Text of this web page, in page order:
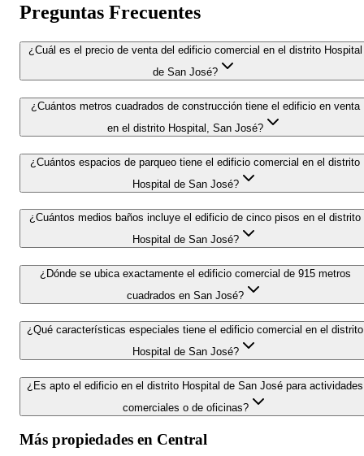
Preguntas Frecuentes
¿Cuál es el precio de venta del edificio comercial en el distrito Hospital
de San José?
¿Cuántos metros cuadrados de construcción tiene el edificio en venta
en el distrito Hospital, San José?
¿Cuántos espacios de parqueo tiene el edificio comercial en el distrito
Hospital de San José?
¿Cuántos medios baños incluye el edificio de cinco pisos en el distrito
Hospital de San José?
¿Dónde se ubica exactamente el edificio comercial de 915 metros
cuadrados en San José?
¿Qué características especiales tiene el edificio comercial en el distrito
Hospital de San José?
¿Es apto el edificio en el distrito Hospital de San José para actividades
comerciales o de oficinas?
Más propiedades en Central